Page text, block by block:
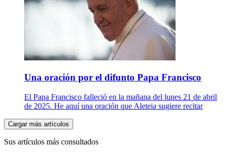
Una oración por el difunto Papa Francisco
El Papa Francisco falleció en la mañana del lunes 21 de abril
de 2025. He aquí una oración que Aleteia sugiere recitar
Cargar más artículos
Sus artículos más consultados